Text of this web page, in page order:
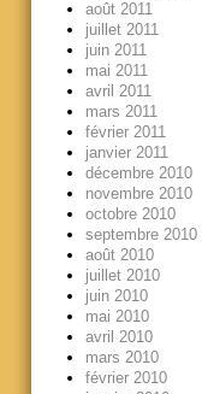
août 2011
juillet 2011
juin 2011
mai 2011
avril 2011
mars 2011
février 2011
janvier 2011
décembre 2010
novembre 2010
octobre 2010
septembre 2010
août 2010
juillet 2010
juin 2010
mai 2010
avril 2010
mars 2010
février 2010